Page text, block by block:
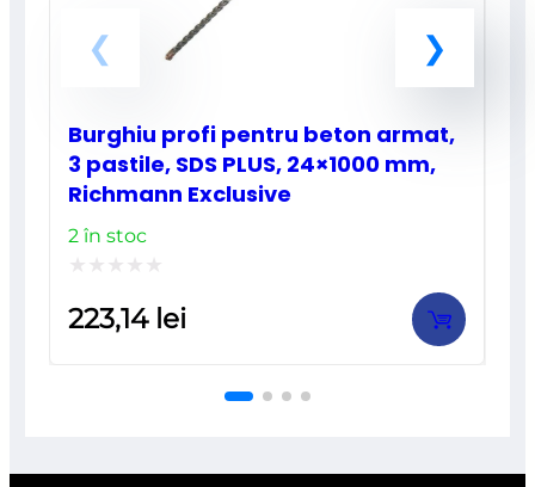
Burghiu profi pentru beton armat,
3 pastile, SDS PLUS, 24×1000 mm,
Richmann Exclusive
2 în stoc
la
223,14 lei